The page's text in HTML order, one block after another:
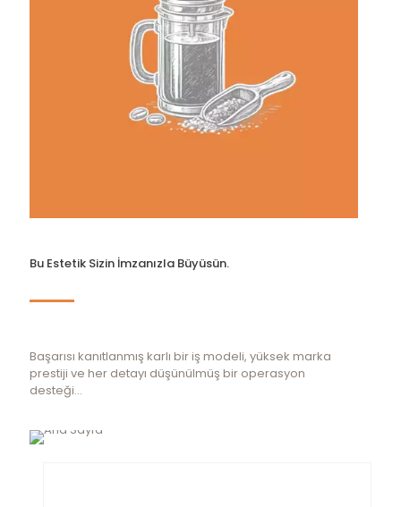
Bu Estetik Sizin İmzanızla Büyüsün.
Başarısı kanıtlanmış karlı bir iş modeli, yüksek marka
prestiji ve her detayı düşünülmüş bir operasyon
desteği...